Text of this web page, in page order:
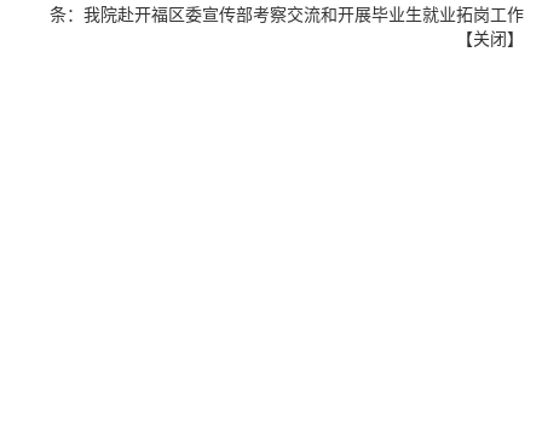
条： 我院赴开福区委宣传部考察交流和开展毕业生就业拓岗工作
【关闭】